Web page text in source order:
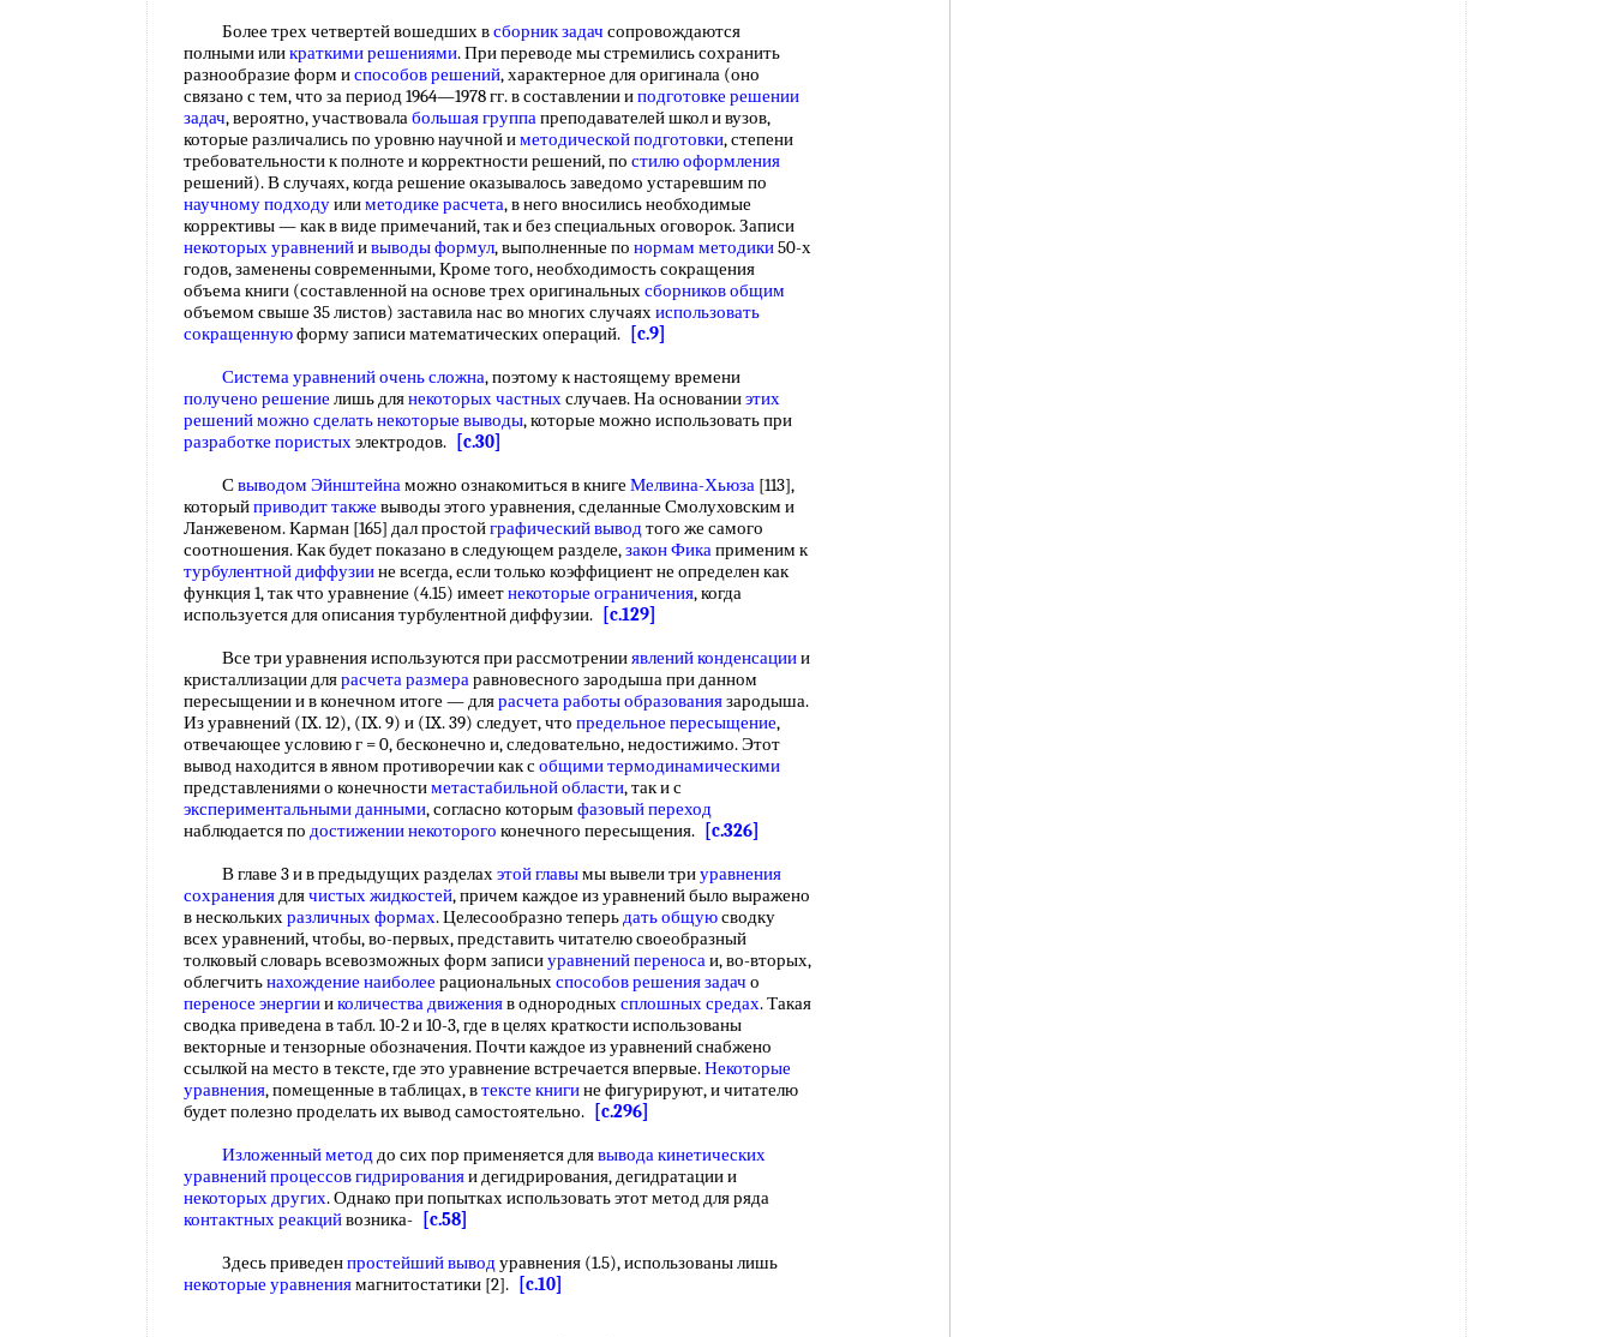
Более трех четвертей вошедших всборник задач сопровождаются
полными иликраткими решениями. При переводе мы стремились сохранить
разнообразие форм испособов решений, характерное для оригинала (оно
связано с тем, что за период 1964—1978 гг. в составлении иподготовке решении
задач, вероятно, участвовалабольшая группапреподавателей школ и вузов,
которые различались по уровню научной иметодической подготовки, степени
требовательности к полноте и корректности решений, по стилю оформления
решений). В случаях, когда решение оказывалось заведомо устаревшим по
научному подходуилиметодике расчета, в него вносились необходимые
коррективы — как в виде примечаний, так и без специальных оговорок. Записи
некоторых уравненийивыводы формул, выполненные по нормам методики50-х
годов, заменены современными, Кроме того, необходимость сокращения
объема книги (составленной на основе трех оригинальныхсборников общим
объемом свыше 35 листов) заставила нас во многих случаяхиспользовать
сокращеннуюформу записи математических операций.
[c.9]
Система уравненийочень сложна, поэтому к настоящему времени
получено решение лишь длянекоторых частныхслучаев. На основанииэтих
решенийможно сделатьнекоторые выводы, которые можно использовать при
разработке пористыхэлектродов.
[c.30]
Свыводом Эйнштейнаможно ознакомиться в книге Мелвина-Хьюза [113],
которыйприводит также выводы этого уравнения, сделанные Смолуховским и
Ланжевеном. Карман [165] дал простойграфический выводтого же самого
соотношения. Как будет показано в следующем разделе,закон Фикаприменим к
турбулентной диффузиине всегда, если только коэффициент не определен как
функция 1, так что уравнение (4.15) имеетнекоторые ограничения, когда
используется для описания турбулентной диффузии.
[c.129]
Все три уравнения используются при рассмотренииявлений конденсациии
кристаллизации длярасчета размераравновесного зародыша при данном
пересыщении и в конечном итоге — длярасчета работы образованиязародыша.
Из уравнений (IX. 12), (IX. 9) и (IX. 39) следует, что предельное пересыщение,
отвечающее условию г = 0, бесконечно и, следовательно, недостижимо. Этот
вывод находится в явном противоречии как собщими термодинамическими
представлениями о конечностиметастабильной области, так и с
экспериментальными данными, согласно которым фазовый переход
наблюдается по достижении некоторого конечного пересыщения.
[c.326]
В главе 3 и в предыдущих разделахэтой главымы вывели триуравнения
сохранениядлячистых жидкостей, причем каждое из уравнений было выражено
в несколькихразличных формах. Целесообразно теперьдать общуюсводку
всех уравнений, чтобы, во-первых, представить читателю своеобразный
толковый словарь всевозможных форм записиуравнений переносаи, во-вторых,
облегчитьнахождение наиболее рациональныхспособов решения задач о
переносе энергиииколичества движенияв однородныхсплошных средах. Такая
сводка приведена в табл. 10-2 и 10-3, где в целях краткости использованы
векторные и тензорные обозначения. Почти каждое из уравнений снабжено
ссылкой на место в тексте, где это уравнение встречается впервые.Некоторые
уравнения, помещенные в таблицах, втексте книгине фигурируют, и читателю
будет полезно проделать их вывод самостоятельно.
[c.296]
Изложенный методдо сих пор применяется длявывода кинетических
уравненийпроцессов гидрированияи дегидрирования, дегидратации и
некоторых других. Однако при попытках использовать этот метод для ряда
контактных реакцийвозника-
[c.58]
Здесь приведенпростейший выводуравнения (1.5), использованы лишь
некоторые уравнениямагнитостатики [2]. [c.10]